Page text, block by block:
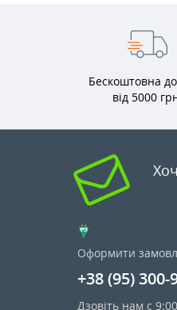
Бескоштовна
від 5000
Оформити
+38 (95) 300-
Дзовіть нам с